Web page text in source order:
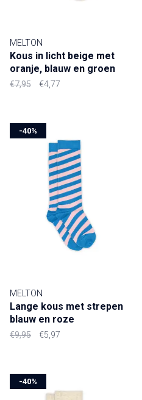
MELTON
Kous in licht beige met
oranje, blauw en groen
€7,95 €4,77
-40%
MELTON
Lange kous met strepen
blauw en roze
€9,95 €5,97
-40%